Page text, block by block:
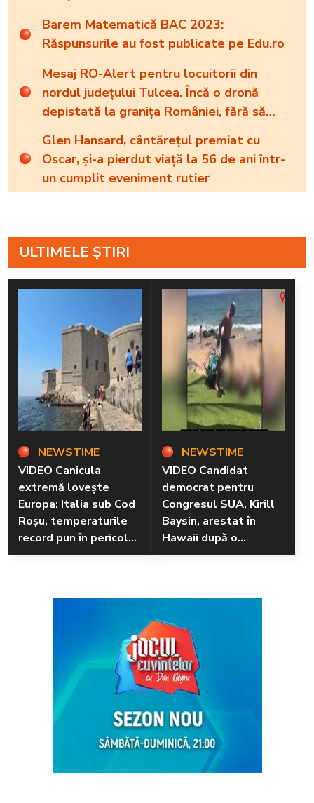
Barem Matematică BAC 2023:
Răspunsurile au fost publicate pe Edu.ro
Mesaj RO-Alert pentru locuitorii din
nordul județului Tulcea. Încă o dronă
depistată la granița României, fără să
Glen Hansard, cântărețul premiat cu
Oscar, și-a pierdut viață la 56 de ani într-
un cumplit eveniment rutier
ULTIMELE ȘTIRI
NEWSTIME
VIDEO Canicula
extremă lovește
Europa: Italia sub Cod
Roșu, temperaturile
record pun în pericol
sănătatea și mediul
NEWSTIME
VIDEO Candidat
democrat pentru
Congresul SUA, Kirill
Baysin, arestat în
Hawaii după o
altercație violentă pe